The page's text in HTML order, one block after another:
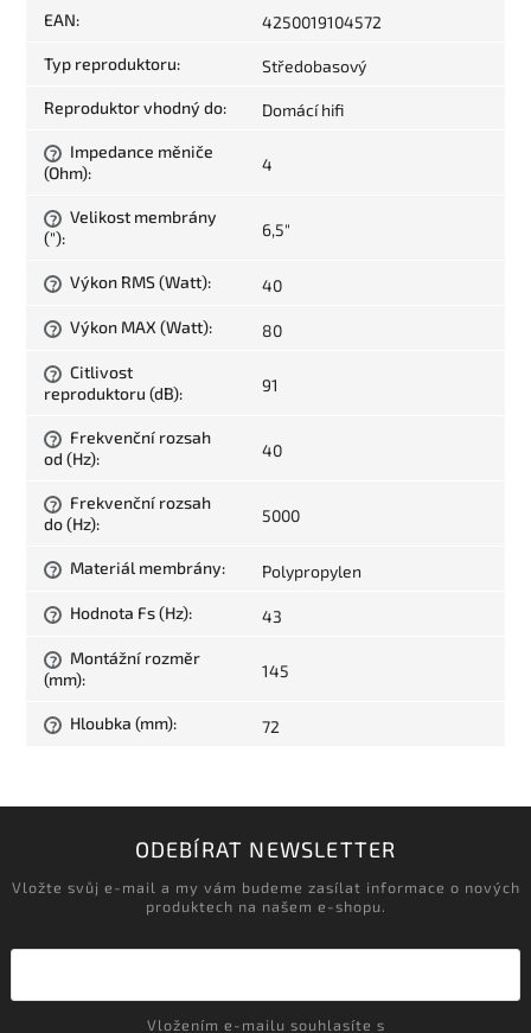
EAN: 4250019104572
Typ reproduktoru: Středobasový
Reproduktor vhodný do: Domácí hifi
?
Impedance měniče
(Ohm): 4
?
Velikost membrány
("): 6,5"
? Výkon RMS (Watt): 40
? Výkon MAX (Watt): 80
?
Citlivost
reproduktoru (dB): 91
?
Frekvenční rozsah
od (Hz): 40
?
Frekvenční rozsah
do (Hz): 5000
? Materiál membrány: Polypropylen
? Hodnota Fs (Hz): 43
?
Montážní rozměr
(mm): 145
? Hloubka (mm): 72
ODEBÍRAT NEWSLETTER
Vložte svůj e-mail a my vám budeme zasílat informace o nových
produktech na našem e-shopu.